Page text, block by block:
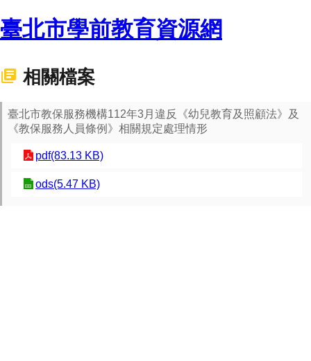
臺北市學前教育資源網
相關檔案
臺北市教保服務機構112年3月違反《幼兒教育及照顧法》及
《教保服務人員條例》相關規定處理情形
pdf(83.13 KB)
ods(5.47 KB)